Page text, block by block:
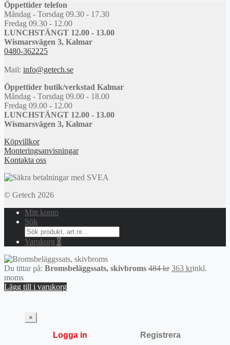
Öppettider telefon
Måndag - Torsdag 09.30 - 17.30
Fredag 09.30 - 12.00
LUNCHSTÄNGT 12.00 - 13.00
Wismarsvägen 3, Kalmar
0480-362225
Mail: info@getech.se
Öppettider butik/verkstad Kalmar
Måndag - Torsdag 09.00 - 18.00
Fredag 09.00 - 12.00
LUNCHSTÄNGT 12.00 - 13.00
Wismarsvägen 3, Kalmar
Köpvillkor
Monteringsanvisningar
Kontakta oss
© Getech 2026
Mitt konto
Sök
Search
for:
Varukorg 0
Du tittar på: Bromsbeläggssats, skivbroms 484kr Det
363 krDet
inkl.
moms
Lägg till i varukorg
×
Logga in Registrera